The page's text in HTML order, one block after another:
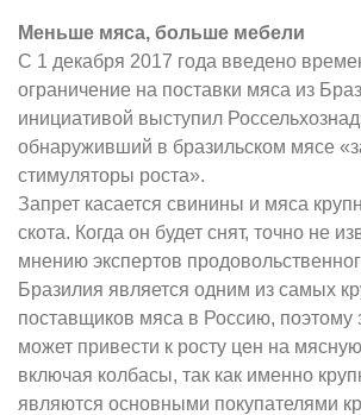
Меньше мяса, больше мебели
С 1 декабря 2017 года введено
ограничение на поставки мяса из
инициативой выступил
обнаруживший в бразильском мясе
стимуляторы роста».
Запрет касается свинины и мяса
скота. Когда он будет снят, точно не
мнению экспертов
Бразилия является одним из самых
поставщиков мяса в Россию, поэтому
может привести к росту цен на
включая колбасы, так как именно
являются основными покупателями